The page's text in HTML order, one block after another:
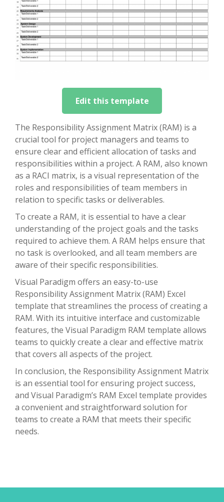
Edit this template
The Responsibility Assignment Matrix (RAM) is a
crucial tool for project managers and teams to
ensure clear and efficient allocation of tasks and
responsibilities within a project. A RAM, also known
as a RACI matrix, is a visual representation of the
roles and responsibilities of team members in
relation to specific tasks or deliverables.
To create a RAM, it is essential to have a clear
understanding of the project goals and the tasks
required to achieve them. A RAM helps ensure that
no task is overlooked, and all team members are
aware of their specific responsibilities.
Visual Paradigm offers an easy-to-use
Responsibility Assignment Matrix (RAM) Excel
template that streamlines the process of creating a
RAM. With its intuitive interface and customizable
features, the Visual Paradigm RAM template allows
teams to quickly create a clear and effective matrix
that covers all aspects of the project.
In conclusion, the Responsibility Assignment Matrix
is an essential tool for ensuring project success,
and Visual Paradigm’s RAM Excel template provides
a convenient and straightforward solution for
teams to create a RAM that meets their specific
needs.